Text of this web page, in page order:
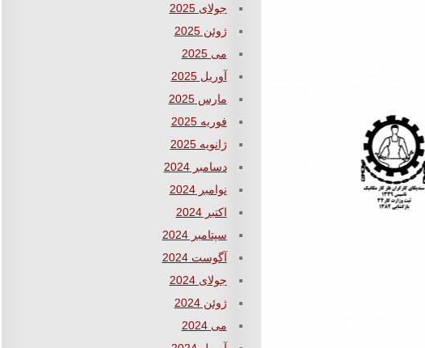
جولای 2025
ژوئن 2025
می 2025
آوریل 2025
مارس 2025
فوریه 2025
ژانویه 2025
دسامبر 2024
نوامبر 2024
اکتبر 2024
سپتامبر 2024
آگوست 2024
جولای 2024
ژوئن 2024
می 2024